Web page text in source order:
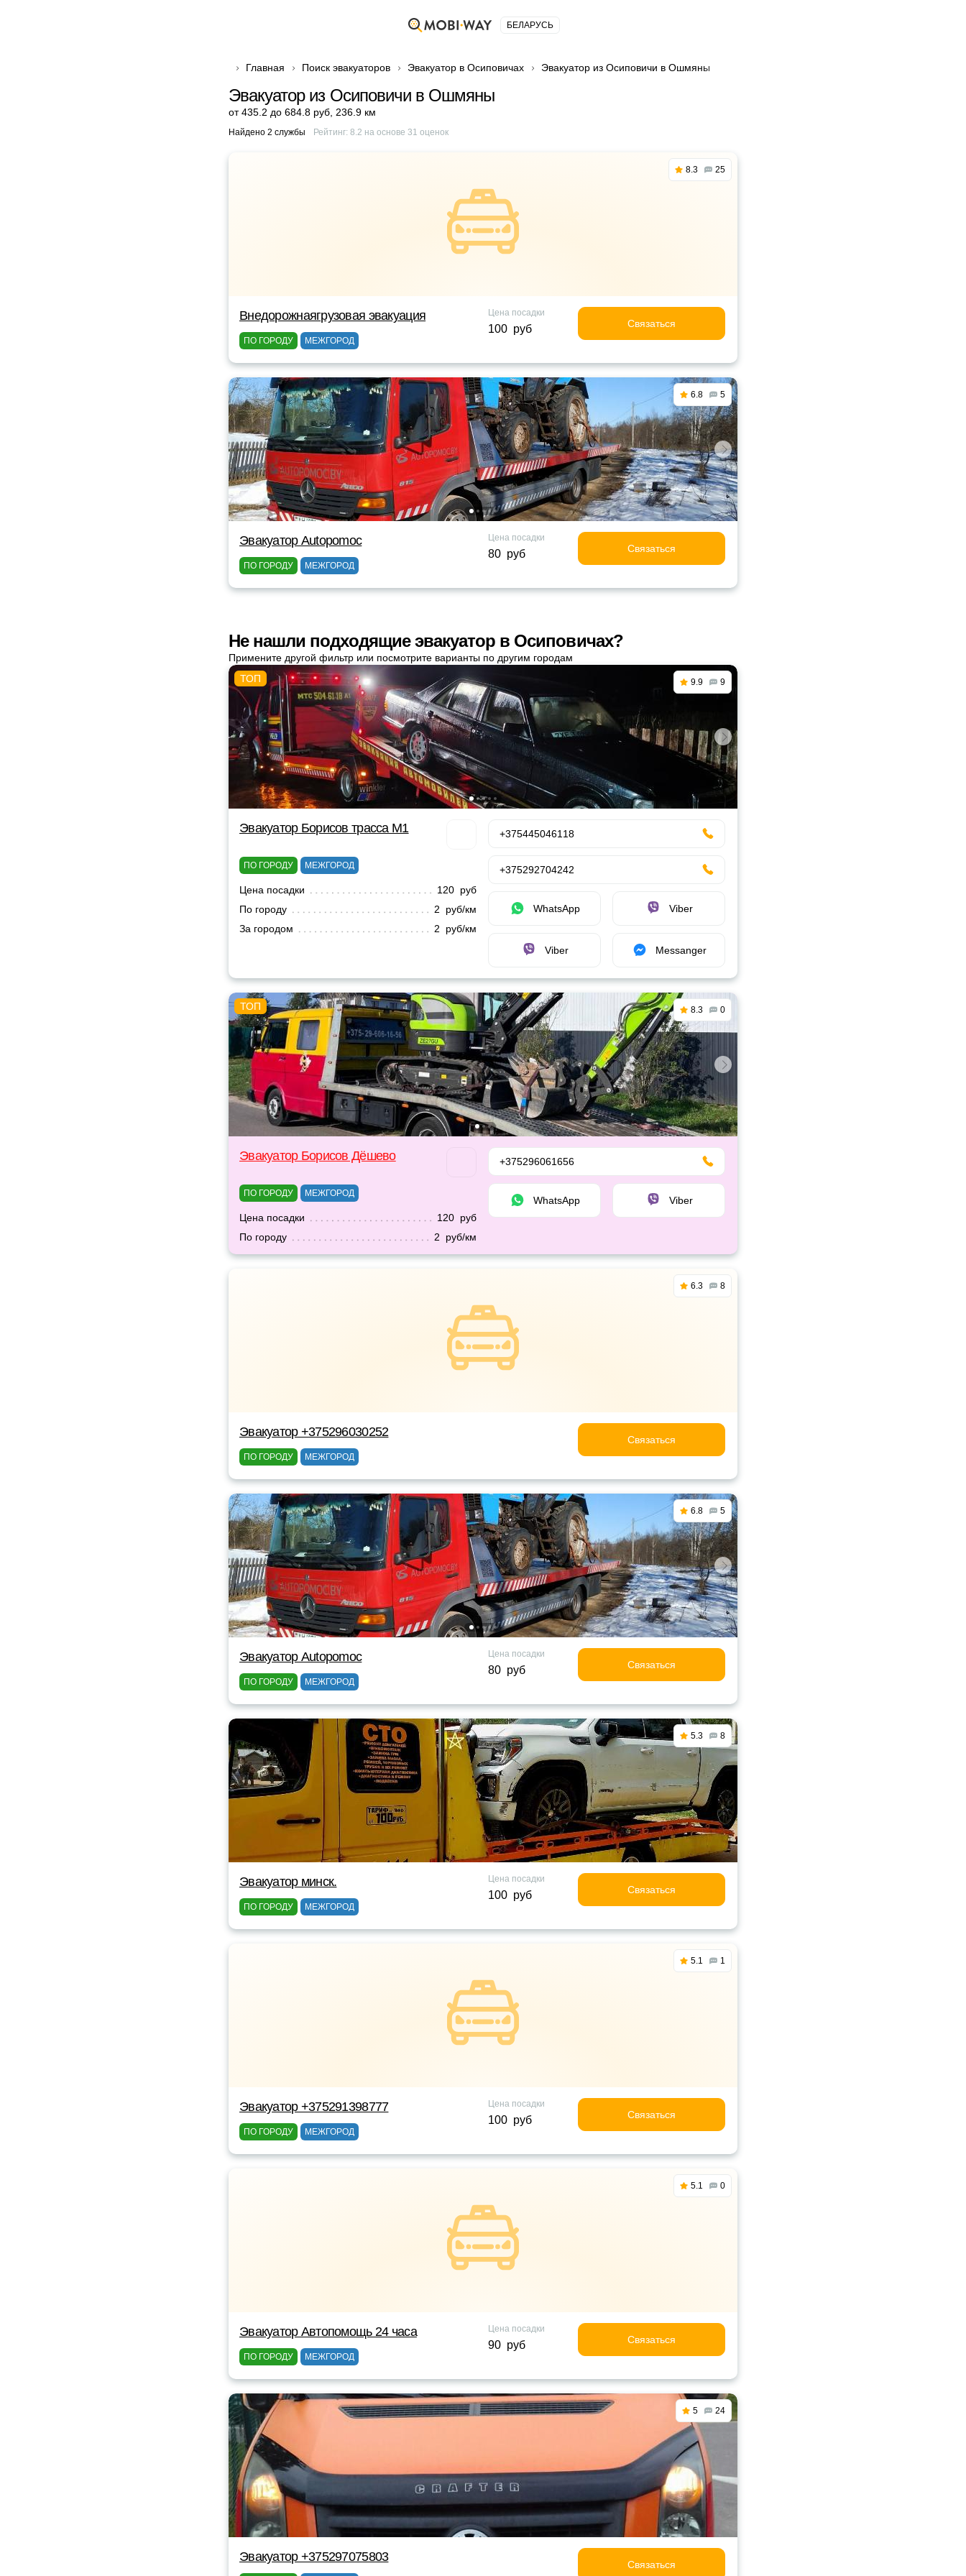
БЕЛАРУСЬ
Главная Поиск эвакуаторов Эвакуатор в Осиповичах Эвакуатор из Осиповичи в Ошмяны
Эвакуатор из Осиповичи в Ошмяны
от 435.2 до 684.8 руб 236.9 км
Найдено 2 службы Рейтинг: 8.2 на основе 31 оценок
8.3 25
Внедорожнаягрузовая эвакуация
ПО ГОРОДУ МЕЖГОРОД
Цена посадки
100 руб Связаться
6.8 5
Эвакуатор Autopomoc
ПО ГОРОДУ МЕЖГОРОД
Цена посадки
80 руб Связаться
Не нашли подходящие эвакуатор в Осиповичах?
Примените другой фильтр или посмотрите варианты по другим городам
9.9 9
Эвакуатор Борисов трасса М1
ПО ГОРОДУ МЕЖГОРОД
Цена посадки
120 руб
По городу
2 руб/км
За городом
2 руб/км
+375445046118
+375292704242
WhatsApp Viber
Viber Messanger
8.3 0
Эвакуатор Борисов Дёшево
ПО ГОРОДУ МЕЖГОРОД
Цена посадки
120 руб
По городу
2 руб/км
+375296061656
WhatsApp Viber
6.3 8
Эвакуатор +375296030252
ПО ГОРОДУ МЕЖГОРОД
Связаться
6.8 5
Эвакуатор Autopomoc
ПО ГОРОДУ МЕЖГОРОД
Цена посадки
80 руб Связаться
5.3 8
Эвакуатор минск.
ПО ГОРОДУ МЕЖГОРОД
Цена посадки
100 руб Связаться
5.1 1
Эвакуатор +375291398777
ПО ГОРОДУ МЕЖГОРОД
Цена посадки
100 руб Связаться
5.1 0
Эвакуатор Автопомощь 24 часа
ПО ГОРОДУ МЕЖГОРОД
Цена посадки
90 руб Связаться
5 24
Эвакуатор +375297075803
Связаться